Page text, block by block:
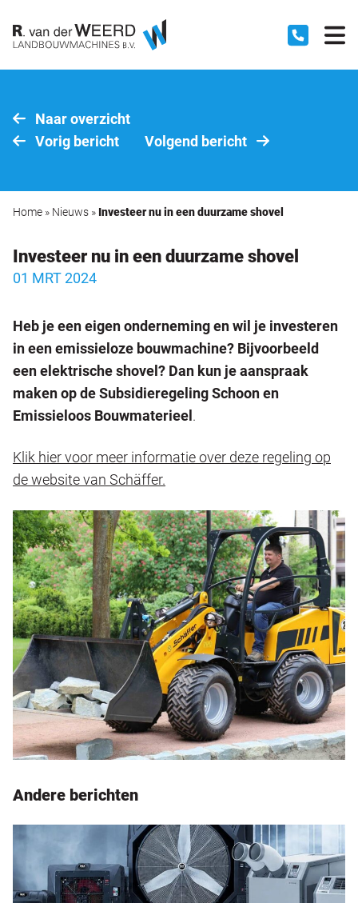
Naar overzicht
Vorig bericht
Volgend bericht
Home » Nieuws » Investeer nu in een duurzame shovel
Investeer nu in een duurzame shovel
01 MRT 2024
Heb je een eigen onderneming en wil je investeren
in een emissieloze bouwmachine? Bijvoorbeeld
een elektrische shovel? Dan kun je aanspraak
maken op de Subsidieregeling Schoon en
Emissieloos Bouwmaterieel .
Klik hier voor meer informatie over deze regeling op
de website van Schäffer.
Andere berichten